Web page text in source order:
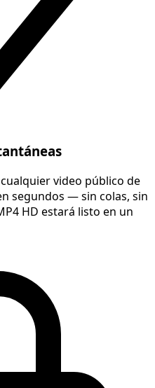
video público de
segundos — sin colas, sin
HD estará listo en un